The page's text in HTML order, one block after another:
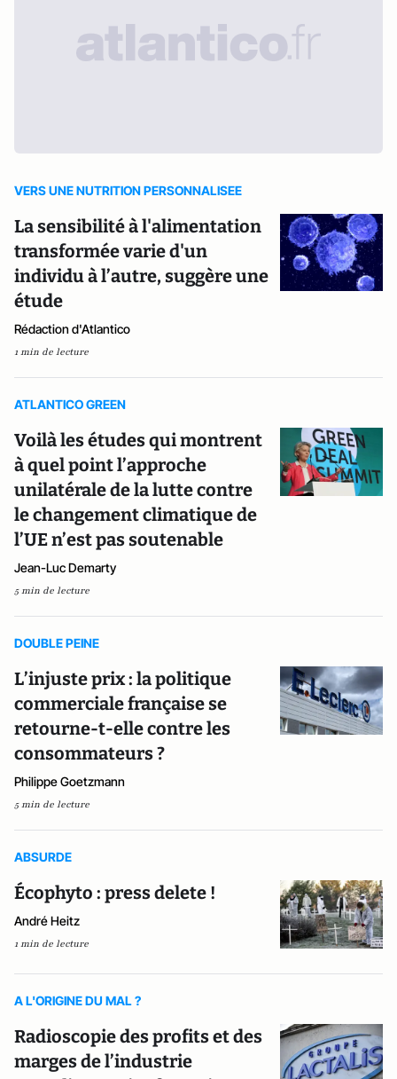
VERS UNE NUTRITION PERSONNALISEE
La sensibilité à l'alimentation
transformée varie d'un
individu à l’autre, suggère une
étude
Rédaction d'Atlantico
1 min de lecture
ATLANTICO GREEN
Voilà les études qui montrent
à quel point l’approche
unilatérale de la lutte contre
le changement climatique de
l’UE n’est pas soutenable
Jean-Luc Demarty
5 min de lecture
DOUBLE PEINE
L’injuste prix : la politique
commerciale française se
retourne-t-elle contre les
consommateurs ?
Philippe Goetzmann
5 min de lecture
ABSURDE
Écophyto : press delete !
André Heitz
1 min de lecture
A L'ORIGINE DU MAL ?
Radioscopie des profits et des
marges de l’industrie